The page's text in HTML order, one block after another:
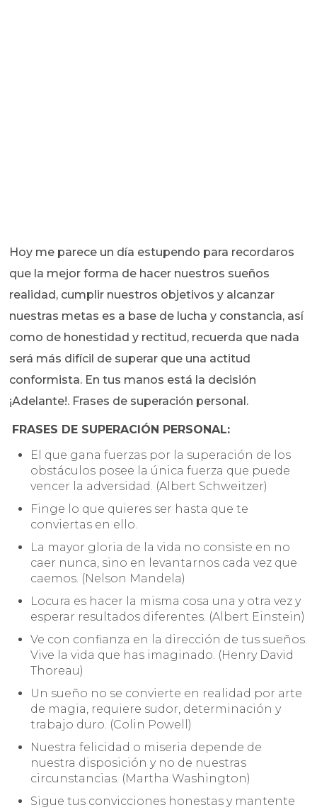
Hoy me parece un día estupendo para recordaros
que la mejor forma de hacer nuestros sueños
realidad, cumplir nuestros objetivos y alcanzar
nuestras metas es a base de lucha y constancia, así
como de honestidad y rectitud, recuerda que nada
será más difícil de superar que una actitud
conformista. En tus manos está la decisión
¡Adelante!. Frases de superación personal.
FRASES DE SUPERACIÓN PERSONAL:
El que gana fuerzas por la superación de los
obstáculos posee la única fuerza que puede
vencer la adversidad. (Albert Schweitzer)
Finge lo que quieres ser hasta que te
conviertas en ello.
La mayor gloria de la vida no consiste en no
caer nunca, sino en levantarnos cada vez que
caemos. (Nelson Mandela)
Locura es hacer la misma cosa una y otra vez y
esperar resultados diferentes. (Albert Einstein)
Ve con confianza en la dirección de tus sueños.
Vive la vida que has imaginado. (Henry David
Thoreau)
Un sueño no se convierte en realidad por arte
de magia, requiere sudor, determinación y
trabajo duro. (Colin Powell)
Nuestra felicidad o miseria depende de
nuestra disposición y no de nuestras
circunstancias. (Martha Washington)
Sigue tus convicciones honestas y mantente